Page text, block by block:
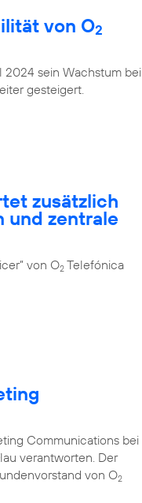
von O2
2024 sein Wachstum bei
gesteigert.
zusätzlich
und zentrale
von O2 Telefónica
Communications bei
verantworten. Der
von O2